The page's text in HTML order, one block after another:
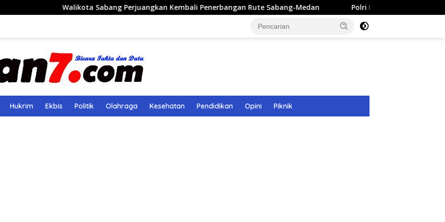
Walikota Sabang Perjuangkan Kembali Penerbangan Rute Sabang-Medan Polri Bangun 40 Titik Sumur Bor untuk
Hukrim Ekbis Politik Olahraga Kesehatan Pendidikan Opini Piknik